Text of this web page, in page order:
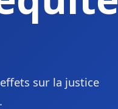
sur la justice